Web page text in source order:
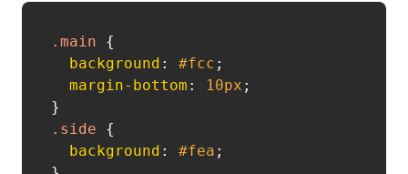
.main {
background : #fcc ;
margin-bottom : 10px ;
.side {
background : #fea ;